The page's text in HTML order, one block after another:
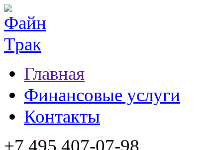
Главная
Финансовые услуги
Контакты
+7 495 407-07-98